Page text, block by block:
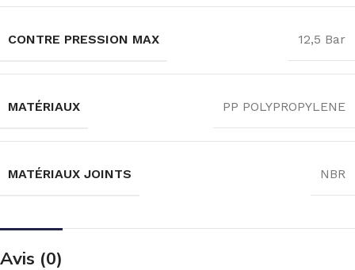
CONTRE PRESSION MAX 12,5 Bar
MATÉRIAUX PP POLYPROPYLENE
MATÉRIAUX JOINTS NBR
Avis (0)